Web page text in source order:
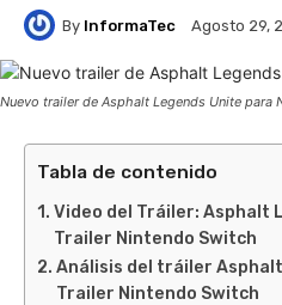
By InformaTec Agosto 29,
Nuevo trailer de Asphalt Legends Unite para
Tabla de contenido
Video del Tráiler: Asphalt
Trailer Nintendo Switch
Análisis del tráiler
Trailer Nintendo Switch